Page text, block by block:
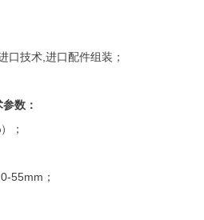
口技术,进口配件组装；
数：
；
55mm；